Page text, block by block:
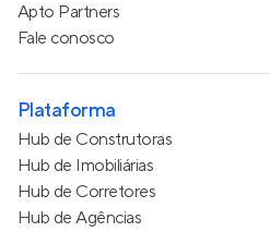
Apto Partners
Fale conosco
Plataforma
Hub de Construtoras
Hub de Imobiliárias
Hub de Corretores
Hub de Agências